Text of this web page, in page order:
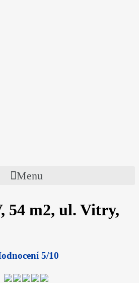
Menu
54 m2, ul. Vitry,
5/10